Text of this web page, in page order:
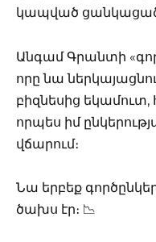
կապված
Անգամ Գրանտի
որը նա
բիզնեսից
որպես իմ
վճարում։
Նա երբեք
ծախս էր։ 📉